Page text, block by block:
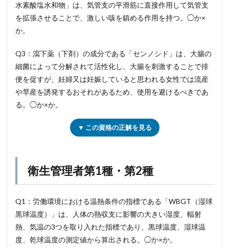
水素酸塩水和物」は、気管支の平滑筋に直接作用して気管支
を拡張させることで、激しい咳を鎮める作用を持つ。◯か×
か。
Q3：瀉下薬（下剤）の成分である「センノシド」は、大腸の
細菌によって分解されて活性化し、大腸を刺激することで排
便を促すが、妊婦又は妊娠していると思われる女性では流産
や早産を誘発するおそれがあるため、使用を避けるべきであ
る。◯か×か。
▼ この資格の正解を見る
衛生管理者第1種・第2種
Q1：労働環境における温熱条件の指標である「WBGT（湿球
黒球温度）」は、人体の熱収支に影響の大きい湿度、輻射
熱、気温の3つを取り入れた指標であり、黒球温度、湿球温
度、乾球温度の測定値から算出される。◯か×か。